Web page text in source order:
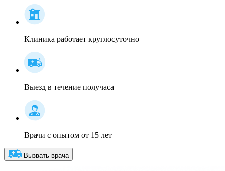
Клиника работает круглосуточно
Выезд в течение получаса
Врачи с опытом от 15 лет
Вызвать врача